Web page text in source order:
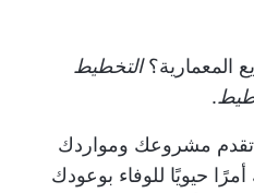
المعمارية؟التخطيط
.
مشروعك ومواردك
حيويًا للوفاء بوعودك